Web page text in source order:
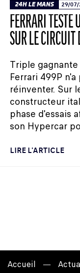
24H LE MANS 29/
FERRARI
SUR LE
Triple
Ferrari 499P
réinventer. Sur
constructeur
phase d'essais
son Hypercar
LIRE L'ARTICLE
Accueil